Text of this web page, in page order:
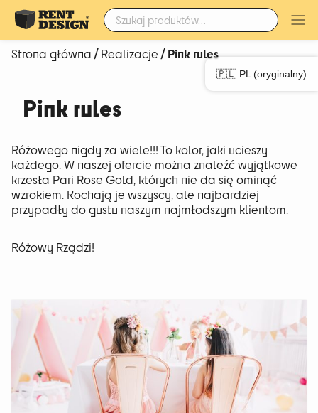
Szukaj:
🇵🇱 PL (oryginalny)
Strona główna/Realizacje/ Pink rules
Pink rules
Różowego nigdy za wiele!!! To kolor, jaki ucieszy
każdego. W naszej ofercie można znaleźć wyjątkowe
krzesła Pari Rose Gold, których nie da się ominąć
wzrokiem. Kochają je wszyscy, ale najbardziej
przypadły do gustu naszym najmłodszym klientom.
Różowy Rządzi!